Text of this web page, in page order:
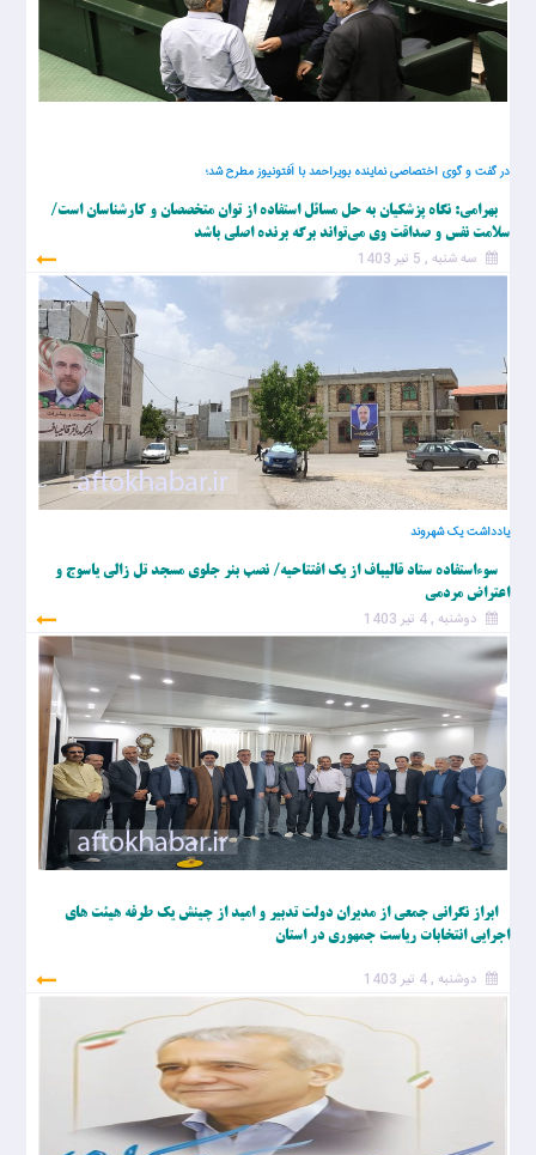
در گفت و گوی اختصاصی نماینده بویراحمد با اَفتونیوز مطرح شد؛
بهرامی: نگاه پزشکیان به حل مسائل استفاده از توان متخصصان و کارشناسان است/
سلامت نفس و صداقت وی می‌تواند برگه برنده اصلی باشد
سه شنبه , 5 تیر 1403
یادداشت یک شهروند
سوءاستفاده ستاد قالیباف از یک افتتاحیه/ نصب بنر جلوی مسجد تل زالی یاسوج و
اعتراض مردمی
دوشنبه , 4 تیر 1403
ابراز نگرانی جمعی از مدیران دولت تدبیر و امید از چینش یک طرفه هیئت های
اجرایی انتخابات ریاست جمهوری در استان
دوشنبه , 4 تیر 1403